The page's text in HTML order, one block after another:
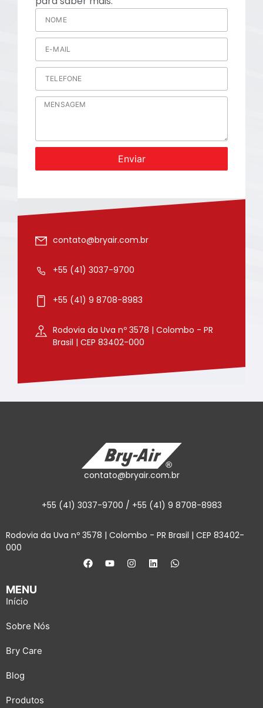
Enviar
contato@bryair.com.br
+55 (41) 3037-9700
+55 (41) 9 8708-8983
Rodovia da Uva nº 3578 | Colombo - PR
Brasil | CEP 83402-000
contato@bryair.com.br
+55 (41) 3037-9700 / +55 (41) 9 8708-8983
Rodovia da Uva nº 3578 | Colombo - PR Brasil | CEP 83402-
000
Início
Sobre Nós
Bry Care
Blog
Produtos
MENU